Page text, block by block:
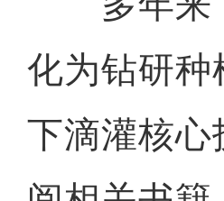
化为钻研
下滴灌核